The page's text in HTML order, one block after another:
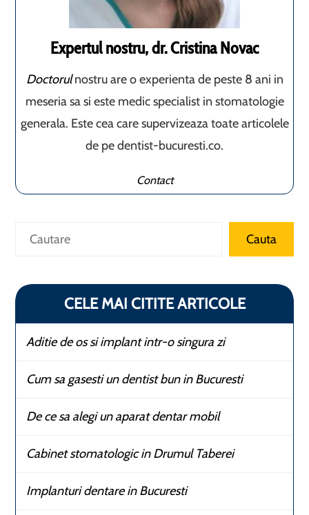
Expertul nostru, dr. Cristina Novac
Doctorulnostru are o experienta de peste 8 ani in
meseria sa si este medic specialist in stomatologie
generala. Este cea care supervizeaza toate articolele
de pe dentist-bucuresti.co.
Contact
Caută Cauta
CELE MAI CITITE ARTICOLE
Aditie de os si implant intr-o singura zi
Cum sa gasesti un dentist bun in Bucuresti
De ce sa alegi un aparat dentar mobil
Cabinet stomatologic in Drumul Taberei
Implanturi dentare in Bucuresti